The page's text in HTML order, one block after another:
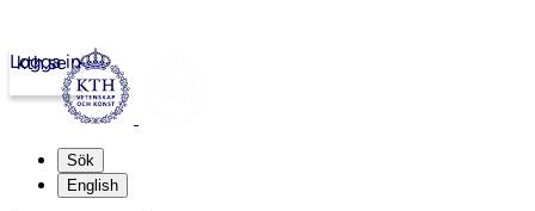
kth.se
Logga in
Sök
English